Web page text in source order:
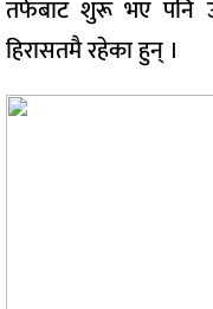
तर्फबाट शुरू भए पनि
हिरासतमै रहेका हुन् ।